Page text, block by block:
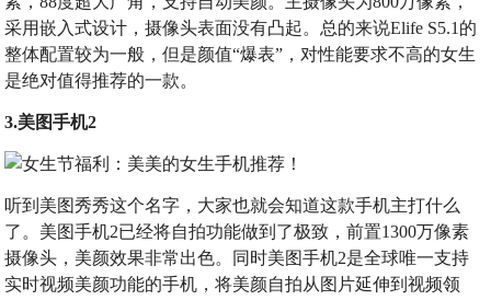
采用嵌入式设计，摄像头表面没有凸起。总的来说Elife S5.1的
整体配置较为一般，但是颜值“爆表”，对性能要求不高的女生
是绝对值得推荐的一款。
3.美图手机2
听到美图秀秀这个名字，大家也就会知道这款手机主打什么
了。美图手机2已经将自拍功能做到了极致，前置1300万像素
摄像头，美颜效果非常出色。同时美图手机2是全球唯一支持
实时视频美颜功能的手机，将美颜自拍从图片延伸到视频领